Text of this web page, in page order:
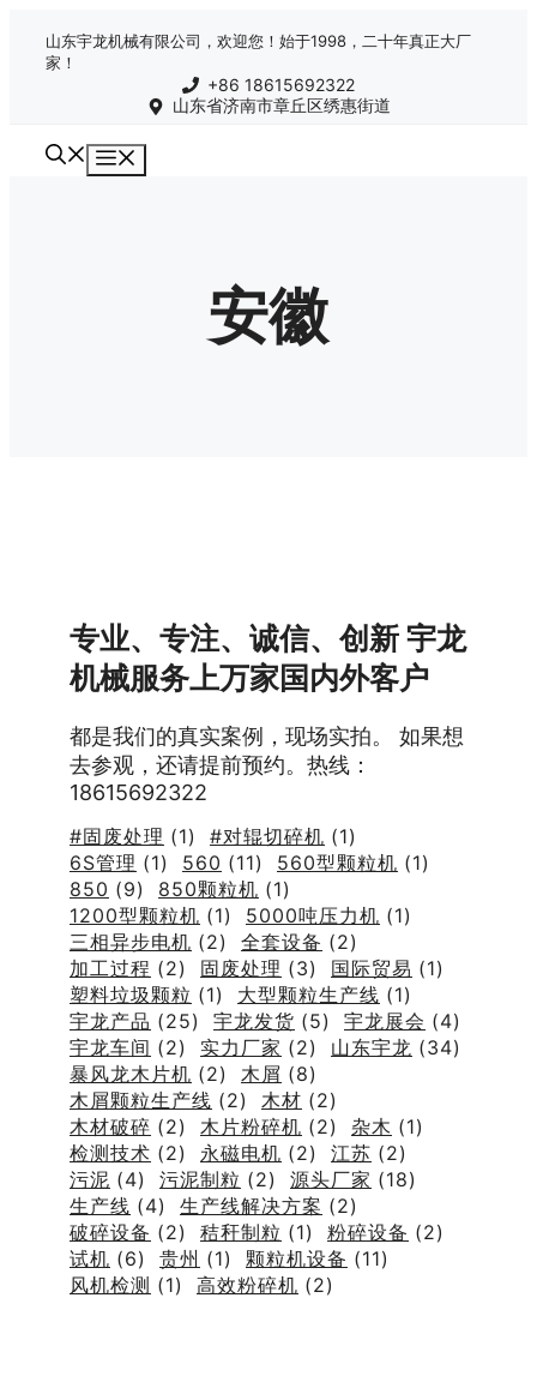
山东宇龙机械有限公司，欢迎您！始于1998，二十年真正大厂
家！
+86 18615692322
山东省济南市章丘区绣惠街道
安徽
专业、专注、诚信、创新 宇龙
机械服务上万家国内外客户
都是我们的真实案例，现场实拍。 如果想
去参观，还请提前预约。热线：
18615692322
#固废处理 (1) #对辊切碎机 (1)
6S管理 (1) 560 (11) 560型颗粒机 (1)
850 (9) 850颗粒机 (1)
1200型颗粒机 (1) 5000吨压力机 (1)
三相异步电机 (2) 全套设备 (2)
加工过程 (2) 固废处理 (3) 国际贸易 (1)
塑料垃圾颗粒 (1) 大型颗粒生产线 (1)
宇龙产品 (25) 宇龙发货 (5) 宇龙展会 (4)
宇龙车间 (2) 实力厂家 (2) 山东宇龙 (34)
暴风龙木片机 (2) 木屑 (8)
木屑颗粒生产线 (2) 木材 (2)
木材破碎 (2) 木片粉碎机 (2) 杂木 (1)
检测技术 (2) 永磁电机 (2) 江苏 (2)
污泥 (4) 污泥制粒 (2) 源头厂家 (18)
生产线 (4) 生产线解决方案 (2)
破碎设备 (2) 秸秆制粒 (1) 粉碎设备 (2)
试机 (6) 贵州 (1) 颗粒机设备 (11)
风机检测 (1) 高效粉碎机 (2)